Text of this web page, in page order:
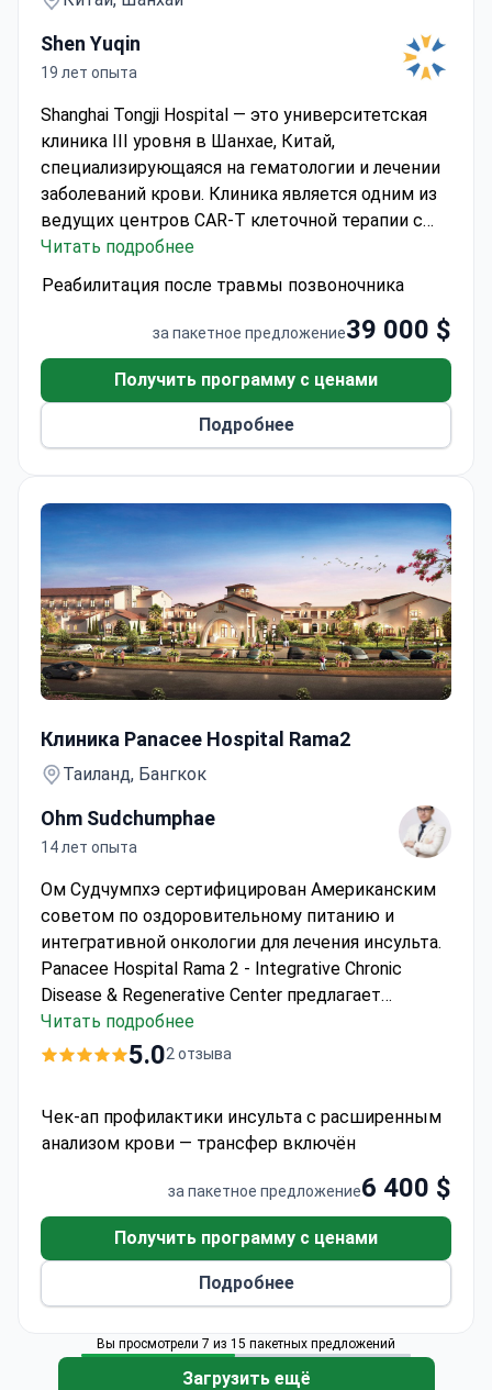
Shen Yuqin
19 лет опыта
Shanghai Tongji Hospital — это университетская
клиника III уровня в Шанхае, Китай,
специализирующаяся на гематологии и лечении
заболеваний крови. Клиника является одним из
ведущих центров CAR-T клеточной терапии с
более чем 1 500 проведёнными инфузиями и
высокими показателями ремиссии при
лимфоме. Центр предоставляет современную
диагностику и мультидисциплинарный подход к
миеломы.
Читать подробнее
Реабилитация после травмы позвоночника
за пакетное предложение39 000 $
Получить программу с ценами
Подробнее
Клиника Panacee Hospital Rama2
Таиланд, Бангкок
Ohm Sudchumphae
14 лет опыта
Ом Судчумпхэ сертифицирован Американским
советом по оздоровительному питанию и
интегративной онкологии для лечения инсульта.
Panacee Hospital Rama 2 - Integrative Chronic
Disease & Regenerative Center предлагает
клеточную терапию, сертифицированную по
стандарту GMP, для восстановления после
Информация о пребывании:рекомендуется
проживание в отеле в течение 5 дней;
проживание не включено в стоимость.
Читать подробнее
5.02 отзыва
Чек-ап профилактики инсульта с расширенным
анализом крови — трансфер включён
за пакетное предложение6 400 $
Получить программу с ценами
Подробнее
Вы просмотрели 7 из 15 пакетных предложений
Загрузить ещё